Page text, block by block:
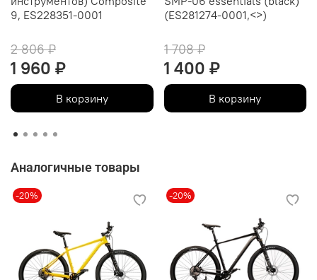
9, ES228351-0001
2 806 ₽
1 960 ₽
В корзину
(ES281274-0001,<>)
1 708 ₽
1 400 ₽
В корзину
Аналогичные товары
-20% -20%